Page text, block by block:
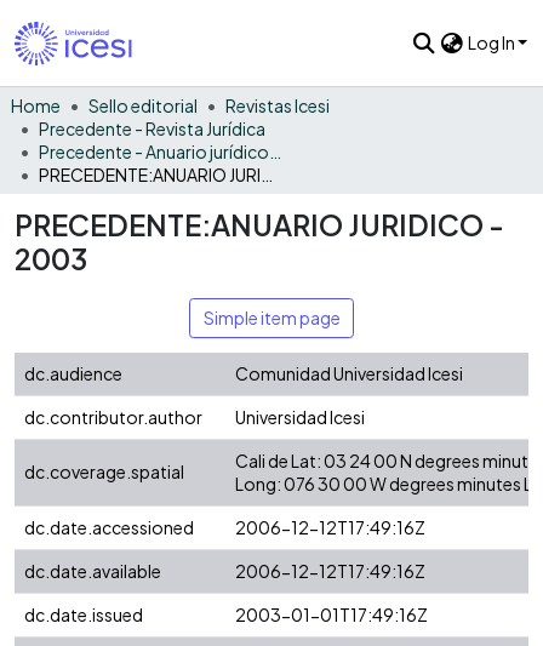
Log In
Home Sello editorial
Revistas Icesi
Precedente - Revista Jurídica
PRECEDENTE:ANUARIO JURIDICO -
2003
Simple item page
dc.audience
Comunidad Universidad Icesi
dc.contributor.author
Universidad Icesi
dc.coverage.spatial
Cali de Lat: 03 24 00 N degrees
Long: 076 30 00 W degrees minutes
dc.date.accessioned
2006-12-12T17:49:16Z
dc.date.available
2006-12-12T17:49:16Z
dc.date.issued
2003-01-01T17:49:16Z